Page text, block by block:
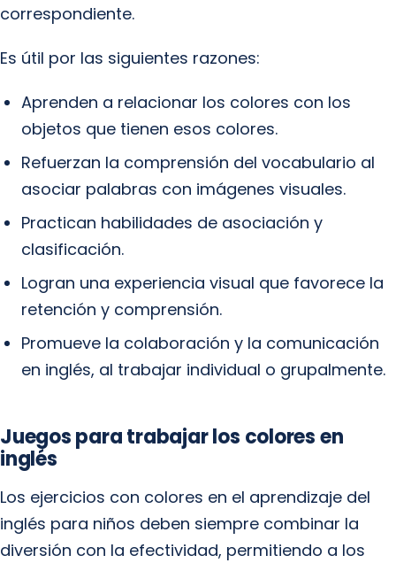
correspondiente.
Es útil por las siguientes razones:
Aprenden a relacionar los colores con los
objetos que tienen esos colores.
Refuerzan la comprensión del vocabulario al
asociar palabras con imágenes visuales.
Practican habilidades de asociación y
clasificación.
Logran una experiencia visual que favorece la
retención y comprensión.
Promueve la colaboración y la comunicación
en inglés, al trabajar individual o grupalmente.
Juegos para trabajar los colores en
inglés
Los ejercicios con colores en el aprendizaje del
inglés para niños deben siempre combinar la
diversión con la efectividad, permitiendo a los